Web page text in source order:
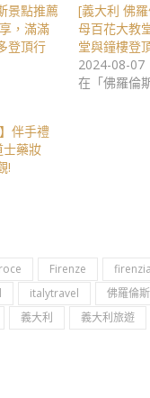
景點推薦
，滿滿
登頂行
[義大利 佛
母百花大教
堂與鐘樓登
2024-08-07
在「佛羅倫
伴手禮
藥妝
!
Firenze firenzia
italytravel 佛羅倫斯
義大利 義大利旅遊